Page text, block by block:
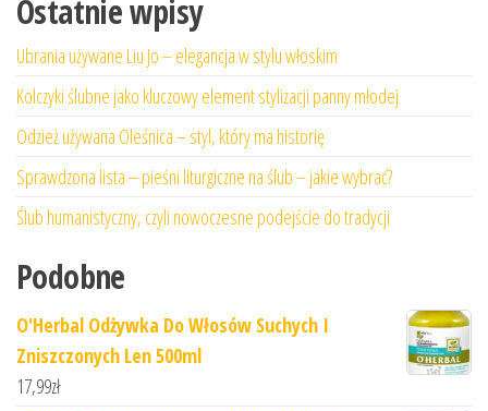
Ostatnie wpisy
Ubrania używane Liu Jo – elegancja w stylu włoskim
Kolczyki ślubne jako kluczowy element stylizacji panny młodej
Odzież używana Oleśnica – styl, który ma historię
Sprawdzona lista – pieśni liturgiczne na ślub – jakie wybrać?
Ślub humanistyczny, czyli nowoczesne podejście do tradycji
Podobne
O'Herbal Odżywka Do Włosów Suchych I
Zniszczonych Len 500ml
17,99zł